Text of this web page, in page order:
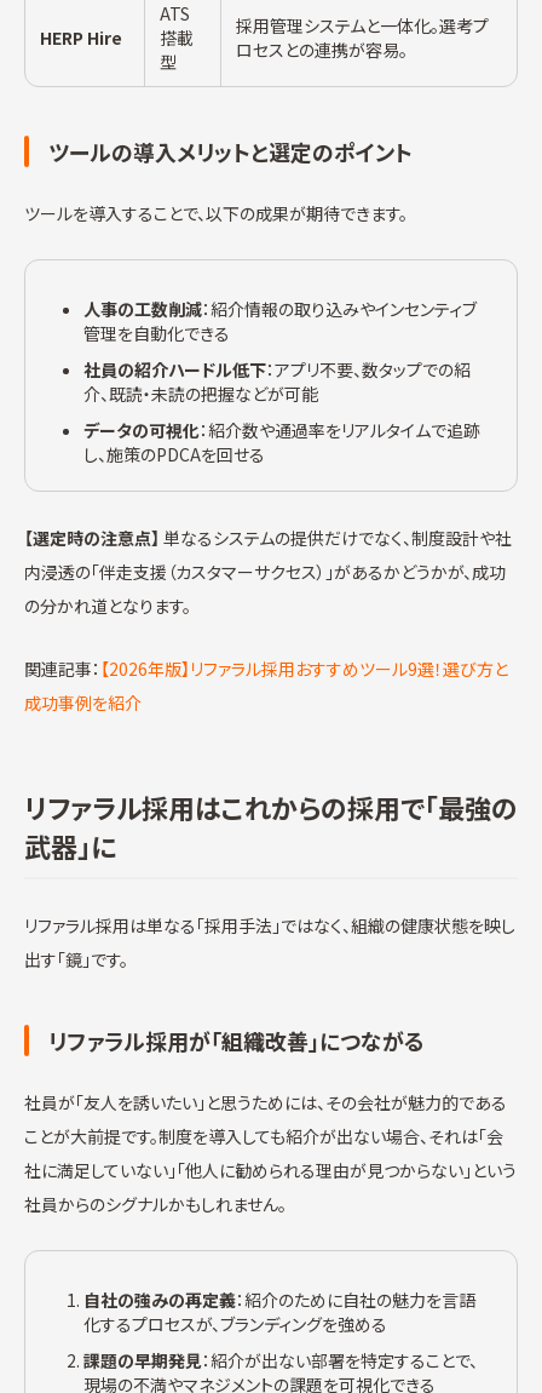
HERP Hire
ATS
搭載
型
採用管理システムと一体化。選考プ
ロセスとの連携が容易。
ツールの導入メリットと選定のポイント
ツールを導入することで、以下の成果が期待できます。
人事の工数削減：紹介情報の取り込みやインセンティブ
管理を自動化できる
社員の紹介ハードル低下：アプリ不要、数タップでの紹
介、既読・未読の把握などが可能
データの可視化：紹介数や通過率をリアルタイムで追跡
し、施策のPDCAを回せる
【選定時の注意点】 単なるシステムの提供だけでなく、制度設計や社
内浸透の「伴走支援（カスタマーサクセス）」があるかどうかが、成功
の分かれ道となります。
関連記事： 【2026年版】リファラル採用おすすめツール9選！選び方と
成功事例を紹介
リファラル採用はこれからの採用で「最強の
武器」に
リファラル採用は単なる「採用手法」ではなく、組織の健康状態を映し
出す「鏡」です。
リファラル採用が「組織改善」につながる
社員が「友人を誘いたい」と思うためには、その会社が魅力的である
ことが大前提です。制度を導入しても紹介が出ない場合、それは「会
社に満足していない」「他人に勧められる理由が見つからない」という
社員からのシグナルかもしれません。
自社の強みの再定義：紹介のために自社の魅力を言語
化するプロセスが、ブランディングを強める
課題の早期発見：紹介が出ない部署を特定することで、
現場の不満やマネジメントの課題を可視化できる